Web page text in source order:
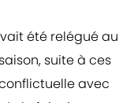
été relégué au
suite à ces
avec